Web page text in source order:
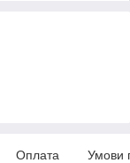
Оплата Умови